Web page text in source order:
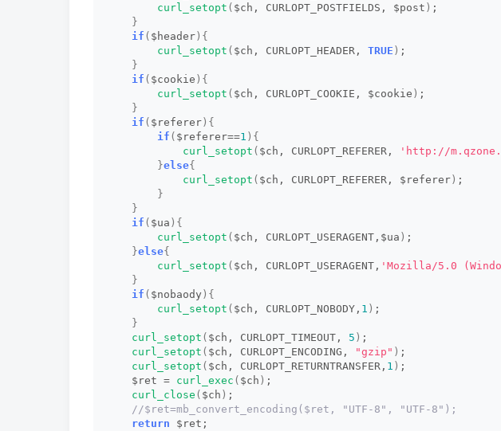
curl_setopt ( $ch, CURLOPT_POSTFIELDS, $post ) ;
}
if ( $header ){
curl_setopt ( $ch, CURLOPT_HEADER, TRUE ) ;
}
if ( $cookie ){
curl_setopt ( $ch, CURLOPT_COOKIE, $cookie ) ;
}
if ( $referer ){
if ( $referer==1 ){
curl_setopt ( $ch, CURLOPT_REFERER, 'http://
}else{
curl_setopt ( $ch, CURLOPT_REFERER, $referer ) ;
}
}
if ( $ua ){
curl_setopt ( $ch, CURLOPT_USERAGENT,$ua ) ;
}else{
curl_setopt ( $ch, CURLOPT_USERAGENT, 'Mozilla/5.0
}
if ( $nobaody ){
curl_setopt ( $ch, CURLOPT_NOBODY, 1 ) ;
}
curl_setopt ( $ch, CURLOPT_TIMEOUT, 5 ) ;
curl_setopt ( $ch, CURLOPT_ENCODING, "gzip" ) ;
curl_setopt ( $ch, CURLOPT_RETURNTRANSFER, 1 ) ;
    $ret =
curl_exec ( $ch ) ;
curl_close ( $ch ) ;
//$ret=mb_convert_encoding($ret, "UTF-8", "UTF-8");
return $ret;